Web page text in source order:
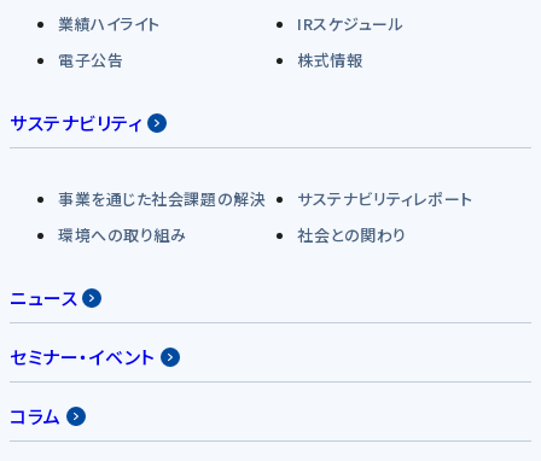
業績ハイライト
IRスケジュール
電子公告
株式情報
サステナビリティ
事業を通じた社会課題の解決
サステナビリティレポート
環境への取り組み
社会との関わり
ニュース
セミナー・イベント
コラム